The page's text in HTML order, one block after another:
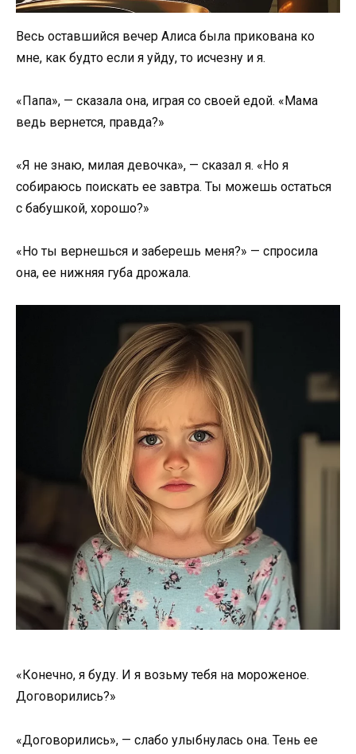
Весь оставшийся вечер Алиса была прикована ко
мне, как будто если я уйду, то исчезну и я.
«Папа», — сказала она, играя со своей едой. «Мама
ведь вернется, правда?»
«Я не знаю, милая девочка», — сказал я. «Но я
собираюсь поискать ее завтра. Ты можешь остаться
с бабушкой, хорошо?»
«Но ты вернешься и заберешь меня?» — спросила
она, ее нижняя губа дрожала.
«Конечно, я буду. И я возьму тебя на мороженое.
Договорились?»
«Договорились», — слабо улыбнулась она. Тень ее